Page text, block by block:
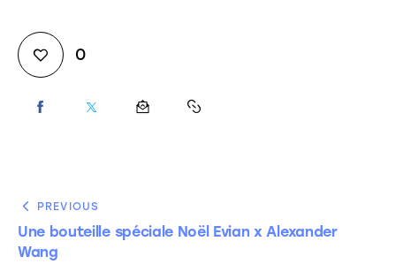
0
PREVIOUS
Une bouteille spéciale Noël Evian x Alexander
Wang